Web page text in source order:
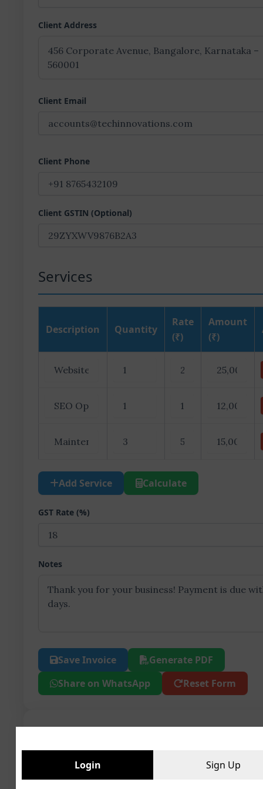
Client Address
Client Email
Client Phone
Client GSTIN (Optional)
Services
Description Quantity
Rate
(₹)
Amount
(₹)
Add Service Calculate
GST Rate (%)
Notes
Save Invoice
Generate PDF
Share on WhatsApp
Reset Form
Login Sign Up